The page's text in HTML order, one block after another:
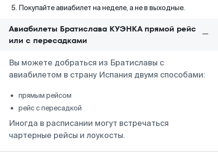
Покупайте авиабилет на неделе, а не в выходные.
Авиабилеты Братислава КУЭНКА прямой рейс
или с пересадками
Вы можете добраться из Братиславы с
авиабилетом в страну Испания двумя способами:
прямым рейсом
рейс с пересадкой
Иногда в расписании могут встречаться
чартерные рейсы и лоукосты.